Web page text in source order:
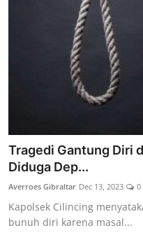
Tragedi Gantung Diri
Diduga Dep...
Averroes Gibraltar Dec 13, 2023 0
Kapolsek Cilincing
bunuh diri karena masal...